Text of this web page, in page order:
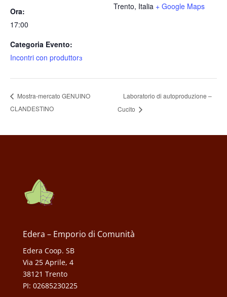
Ora:
17:00
Categoria Evento:
Incontri con produttorɜ
Trento, Italia + Google Maps
Mostra-mercato GENUINO
CLANDESTINO
Laboratorio di autoproduzione –
Cucito
Edera – Emporio di Comunità
Edera Coop. SB
Via 25 Aprile, 4
38121 Trento
PI: 02685230225